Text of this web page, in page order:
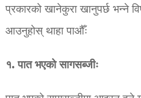
प्रकारको खानेकुरा खानुपर्छ भन्ने
आउनुहोस् थाहा पाऔँः
१. पात भएको सागसब्जीः